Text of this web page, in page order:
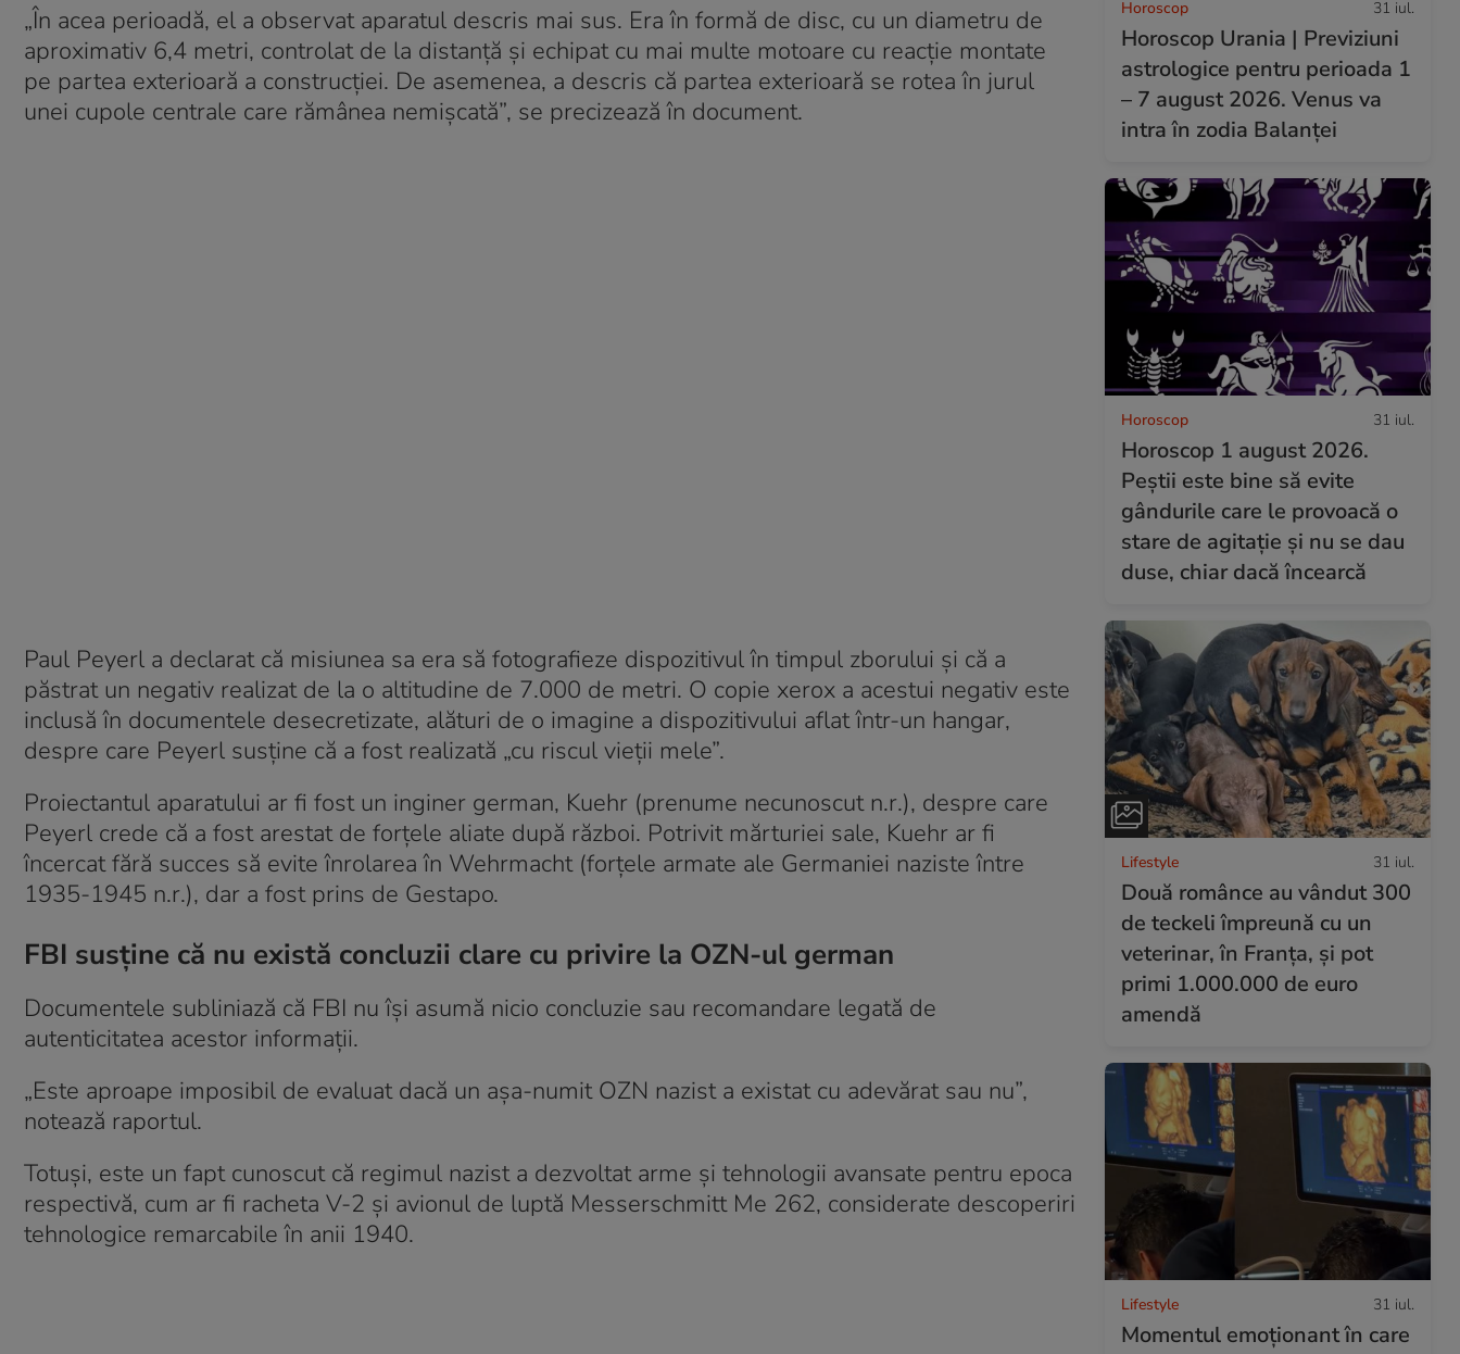
„În acea perioadă, el a observat aparatul descris mai sus. Era în formă de disc, cu un diametru de
aproximativ 6,4 metri, controlat de la distanță și echipat cu mai multe motoare cu reacție montate
pe partea exterioară a construcției. De asemenea, a descris că partea exterioară se rotea în jurul
unei cupole centrale care rămânea nemișcată”, se precizează în document.
Paul Peyerl a declarat că misiunea sa era să fotografieze dispozitivul în timpul zborului și că a
păstrat un negativ realizat de la o altitudine de 7.000 de metri. O copie xerox a acestui negativ este
inclusă în documentele desecretizate, alături de o imagine a dispozitivului aflat într-un hangar,
despre care Peyerl susține că a fost realizată „cu riscul vieții mele”.
Proiectantul aparatului ar fi fost un inginer german, Kuehr (prenume necunoscut n.r.), despre care
Peyerl crede că a fost arestat de forțele aliate după război. Potrivit mărturiei sale, Kuehr ar fi
încercat fără succes să evite înrolarea în Wehrmacht (forțele armate ale Germaniei naziste între
1935-1945 n.r.), dar a fost prins de Gestapo.
FBI susține că nu există concluzii clare cu privire la OZN-ul german
Documentele subliniază că FBI nu își asumă nicio concluzie sau recomandare legată de
autenticitatea acestor informații.
„Este aproape imposibil de evaluat dacă un așa-numit OZN nazist a existat cu adevărat sau nu”,
notează raportul.
Totuși, este un fapt cunoscut că regimul nazist a dezvoltat arme și tehnologii avansate pentru epoca
respectivă, cum ar fi racheta V-2 și avionul de luptă Messerschmitt Me 262, considerate descoperiri
tehnologice remarcabile în anii 1940.
Horoscop 31 iul.
Horoscop Urania | Previziuni
astrologice pentru perioada 1
– 7 august 2026. Venus va
intra în zodia Balanței
Horoscop 31 iul.
Horoscop 1 august 2026.
Peștii este bine să evite
gândurile care le provoacă o
stare de agitație și nu se dau
duse, chiar dacă încearcă
Lifestyle 31 iul.
Două românce au vândut 300
de teckeli împreună cu un
veterinar, în Franța, și pot
primi 1.000.000 de euro
amendă
Lifestyle 31 iul.
Momentul emoționant în care